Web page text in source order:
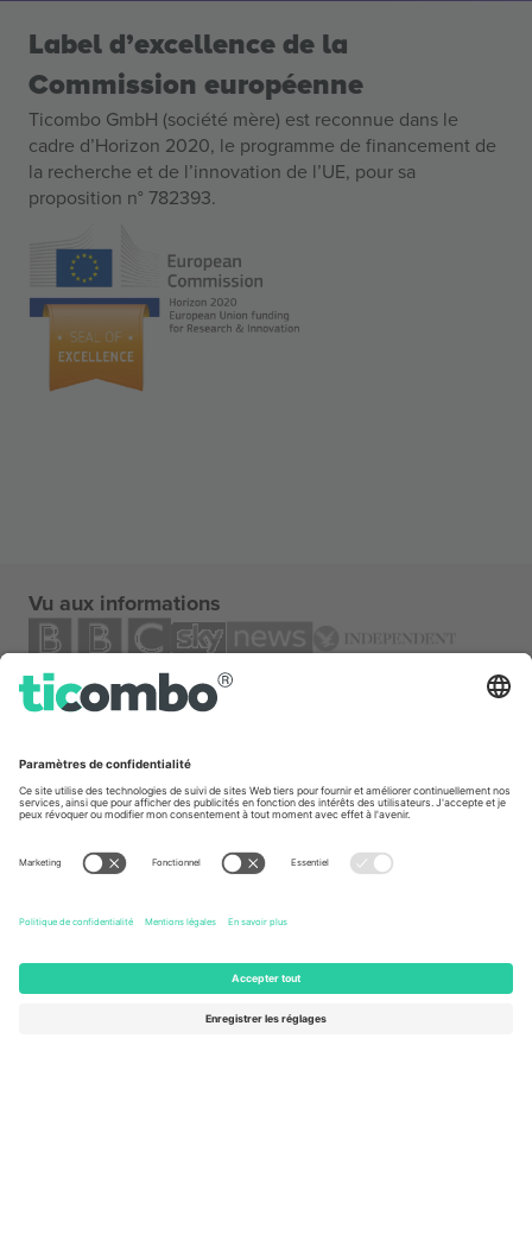
Label d’excellence de la
Commission européenne
Ticombo GmbH (société mère) est reconnue dans le
cadre d’Horizon 2020, le programme de financement de
la recherche et de l’innovation de l’UE, pour sa
proposition n° 782393.
Vu aux informations
TixProtect
Programme d'affiliation
Comment ça marche
Centre d'information sur la Coupe
Nous contacter